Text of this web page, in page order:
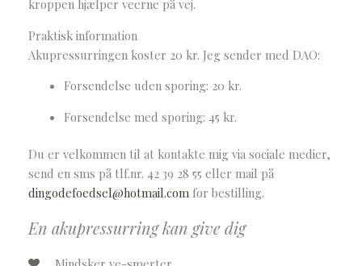
kroppen hjælper veerne på vej.
Praktisk information
Akupressurringen koster 20 kr. Jeg sender med DAO:
Forsendelse uden sporing: 20 kr.
Forsendelse med sporing: 45 kr.
Du er velkommen til at kontakte mig via sociale medier,
send en sms på tlf.nr. 42 39 28 55 eller mail på
dingodefoedsel@hotmail.com for bestilling.
En akupressurring kan give dig